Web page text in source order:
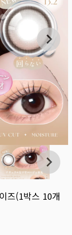
즈(1박스 10개